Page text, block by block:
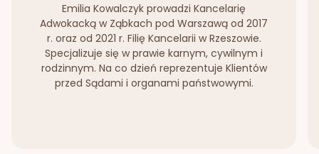
Emilia Kowalczyk prowadzi Kancelarię
Adwokacką w Ząbkach pod Warszawą od 2017
r. oraz od 2021 r. Filię Kancelarii w Rzeszowie.
Specjalizuje się w prawie karnym, cywilnym i
rodzinnym. Na co dzień reprezentuje Klientów
przed Sądami i organami państwowymi.